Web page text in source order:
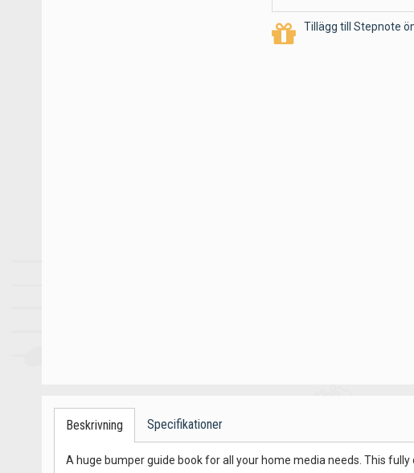
Tillägg till Stepnote
Beskrivning Specifikationer
A huge bumper guide book for all your home media needs. This